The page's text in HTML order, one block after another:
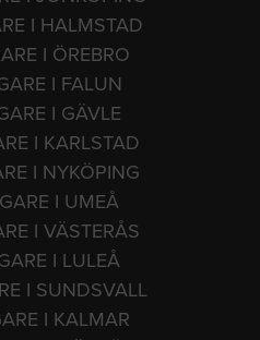
I HALMSTAD
I ÖREBRO
I FALUN
I GÄVLE
I KARLSTAD
I NYKÖPING
I UMEÅ
I VÄSTERÅS
I LULEÅ
I SUNDSVALL
I KALMAR